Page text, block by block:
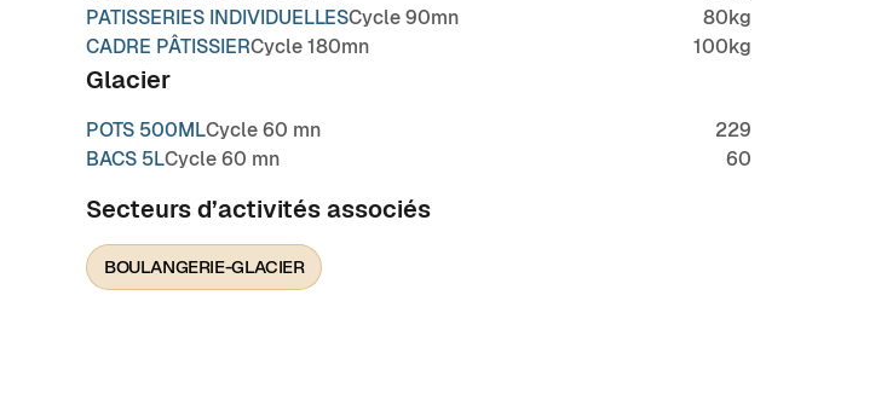
PATISSERIES INDIVIDUELLESCycle 90mn
80kg
CADRE PÂTISSIERCycle 180mn 100kg
Glacier
POTS 500MLCycle 60 mn
229
BACS 5LCycle 60 mn 60
Secteurs d’activités associés
BOULANGERIE-GLACIER